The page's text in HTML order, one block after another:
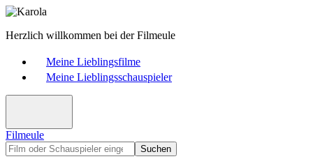
Herzlich willkommen bei der Filmeule
Meine Lieblingsfilme
Meine Lieblingsschauspieler
Filmeule
Suchen